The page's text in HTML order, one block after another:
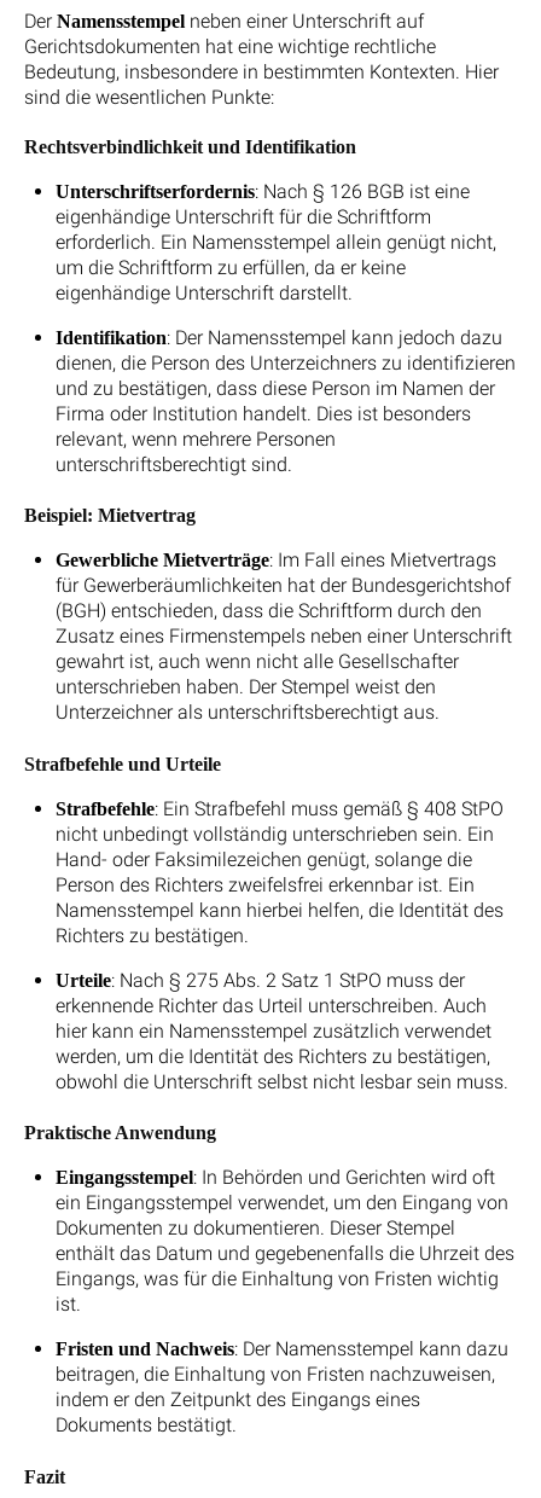
Der Namensstempel neben einer Unterschrift auf
Gerichtsdokumenten hat eine wichtige rechtliche
Bedeutung, insbesondere in bestimmten Kontexten. Hier
sind die wesentlichen Punkte:
Rechtsverbindlichkeit und Identifikation
Unterschriftserfordernis: Nach § 126 BGB ist eine
eigenhändige Unterschrift für die Schriftform
erforderlich. Ein Namensstempel allein genügt nicht,
um die Schriftform zu erfüllen, da er keine
eigenhändige Unterschrift darstellt.
Identifikation: Der Namensstempel kann jedoch dazu
dienen, die Person des Unterzeichners zu identifizieren
und zu bestätigen, dass diese Person im Namen der
Firma oder Institution handelt. Dies ist besonders
relevant, wenn mehrere Personen
unterschriftsberechtigt sind.
Beispiel: Mietvertrag
Gewerbliche Mietverträge: Im Fall eines Mietvertrags
für Gewerberäumlichkeiten hat der Bundesgerichtshof
(BGH) entschieden, dass die Schriftform durch den
Zusatz eines Firmenstempels neben einer Unterschrift
gewahrt ist, auch wenn nicht alle Gesellschafter
unterschrieben haben. Der Stempel weist den
Unterzeichner als unterschriftsberechtigt aus.
Strafbefehle und Urteile
Strafbefehle: Ein Strafbefehl muss gemäß § 408 StPO
nicht unbedingt vollständig unterschrieben sein. Ein
Hand- oder Faksimilezeichen genügt, solange die
Person des Richters zweifelsfrei erkennbar ist. Ein
Namensstempel kann hierbei helfen, die Identität des
Richters zu bestätigen.
Urteile: Nach § 275 Abs. 2 Satz 1 StPO muss der
erkennende Richter das Urteil unterschreiben. Auch
hier kann ein Namensstempel zusätzlich verwendet
werden, um die Identität des Richters zu bestätigen,
obwohl die Unterschrift selbst nicht lesbar sein muss.
Praktische Anwendung
Eingangsstempel: In Behörden und Gerichten wird oft
ein Eingangsstempel verwendet, um den Eingang von
Dokumenten zu dokumentieren. Dieser Stempel
enthält das Datum und gegebenenfalls die Uhrzeit des
Eingangs, was für die Einhaltung von Fristen wichtig
ist.
Fristen und Nachweis: Der Namensstempel kann dazu
beitragen, die Einhaltung von Fristen nachzuweisen,
indem er den Zeitpunkt des Eingangs eines
Dokuments bestätigt.
Fazit